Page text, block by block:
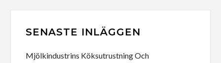
SENASTE INLÄGGEN
Mjölkindustrins Köksutrustning Och